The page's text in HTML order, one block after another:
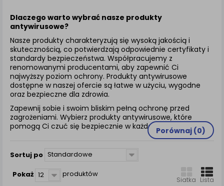
Dlaczego warto wybrać nasze produkty
antywirusowe?
Nasze produkty charakteryzują się wysoką jakością i
skutecznością, co potwierdzają odpowiednie certyfikaty i
standardy bezpieczeństwa. Współpracujemy z
renomowanymi producentami, aby zapewnić Ci
najwyższy poziom ochrony. Produkty antywirusowe
dostępne w naszej ofercie są łatwe w użyciu, wygodne
oraz bezpieczne dla zdrowia.
Zapewnij sobie i swoim bliskim pełną ochronę przed
zagrożeniami. Wybierz produkty antywirusowe, które
pomogą Ci czuć się bezpiecznie w każdej sytuacji!
Porównaj (0)
Sortuj po Standardowe
Pokaż 12 produktów
Siatka Lista